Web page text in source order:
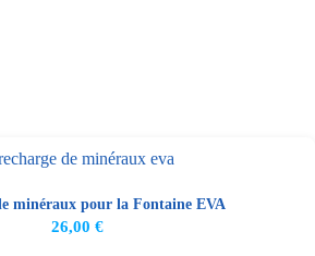
minéraux pour la Fontaine EVA
26,00 €